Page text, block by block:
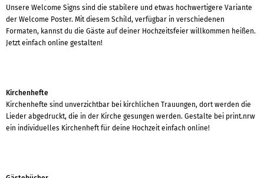
Unsere Welcome Signs sind die stabilere und etwas hochwertigere Variante
der Welcome Poster. Mit diesem Schild, verfügbar in verschiedenen
Formaten, kannst du die Gäste auf deiner Hochzeitsfeier willkommen heißen.
Jetzt einfach online gestalten!
Kirchenhefte
Kirchenhefte sind unverzichtbar bei kirchlichen Trauungen, dort werden die
Lieder abgedruckt, die in der Kirche gesungen werden. Gestalte bei print.nrw
ein individuelles Kirchenheft für deine Hochzeit einfach online!